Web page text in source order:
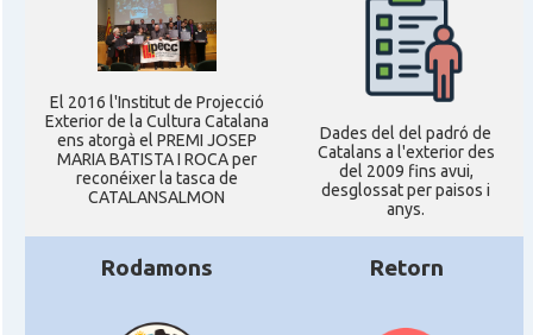
El 2016 l'Institut de Projecció
Exterior de la Cultura Catalana
ens atorgà el PREMI JOSEP
MARIA BATISTA I ROCA per
reconéixer la tasca de
CATALANSALMON
Dades del del padró de
Catalans a l'exterior des
del 2009 fins avui,
desglossat per paisos i
anys.
Rodamons Retorn